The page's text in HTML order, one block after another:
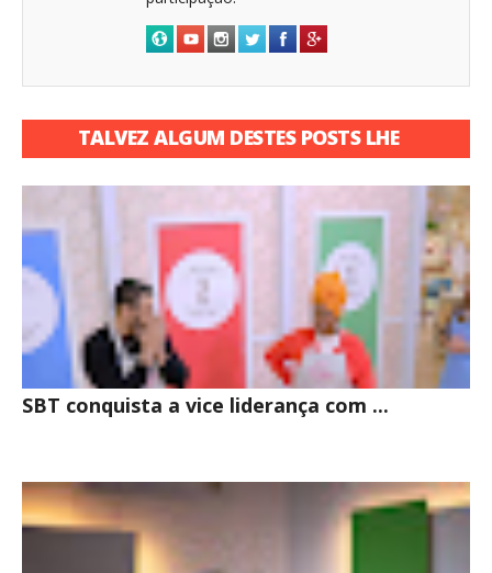
TALVEZ ALGUM DESTES POSTS LHE
SBT conquista a vice liderança com ...